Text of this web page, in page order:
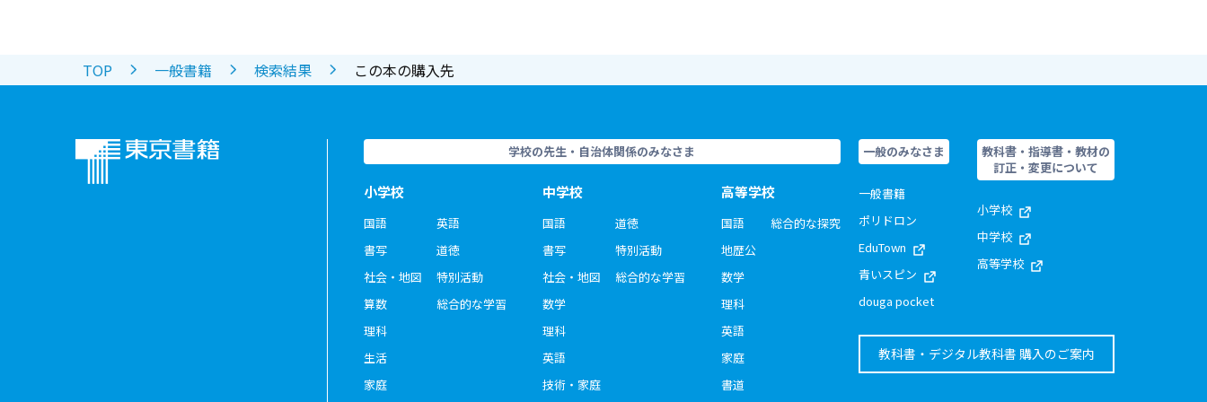
TOP 一般書籍 検索結果 この本の購入先
学校の先生・自治体関係のみなさま
小学校
国語
書写
社会・地図
算数
理科
生活
家庭
英語
道徳
特別活動
総合的な学習
中学校
国語
書写
社会・地図
数学
理科
英語
技術・家庭
道徳
特別活動
総合的な学習
高等学校
国語
地歴公
数学
理科
英語
家庭
書道
総合的な探究
一般のみなさま
一般書籍
ポリドロン
EduTown
青いスピン
douga pocket
教科書・指導書・教材の
訂正・変更について
小学校
中学校
高等学校
教科書・デジタル教科書 購入のご案内